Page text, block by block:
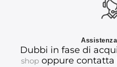
Dubbi in fase di
shop oppure contatta